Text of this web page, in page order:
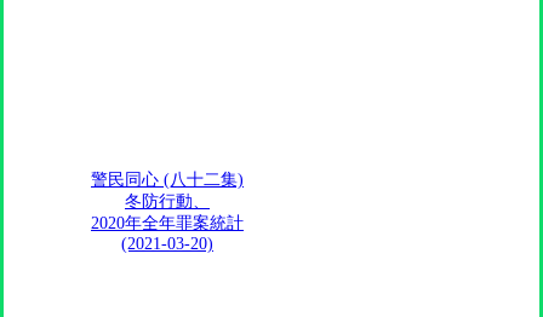
警民同心 (八十二集)
冬防行動、
2020年全年罪案統計
(2021-03-20)